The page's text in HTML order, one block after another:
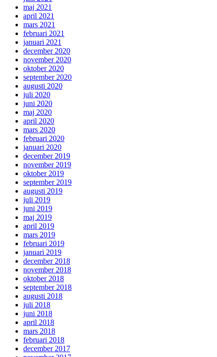
maj 2021
april 2021
mars 2021
februari 2021
januari 2021
december 2020
november 2020
oktober 2020
september 2020
augusti 2020
juli 2020
juni 2020
maj 2020
april 2020
mars 2020
februari 2020
januari 2020
december 2019
november 2019
oktober 2019
september 2019
augusti 2019
juli 2019
juni 2019
maj 2019
april 2019
mars 2019
februari 2019
januari 2019
december 2018
november 2018
oktober 2018
september 2018
augusti 2018
juli 2018
juni 2018
april 2018
mars 2018
februari 2018
december 2017